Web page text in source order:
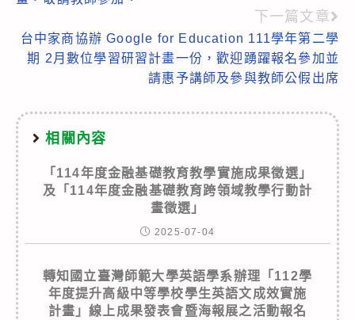
下一篇文章
台中家商協辦 Google for Education 111學年第二學
期 2月數位學習研習計畫一份，歡迎踴躍報名參加並
請惠予講師及參與教師公假出席
相關內容
「114年度金融基礎教育教學實施成果徵選」
及「114年度金融基礎教育跨領域教學行動計
畫徵選」
2025-07-04
轉知國立臺灣師範大學英語學系辦理「112學
年度提升高級中等學校學生英語文成效實施
計畫」線上成果發表會暨海報展之活動報名